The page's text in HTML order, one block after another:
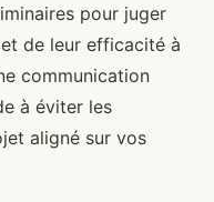
pour juger
de leur efficacité à
communication
à éviter les
aligné sur vos